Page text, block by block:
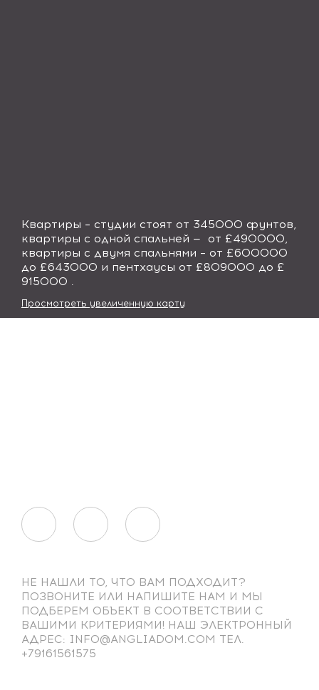
Квартиры – студии стоят от 345000 фунтов,
квартиры с одной спальней — от £490000,
квартиры с двумя спальнями – от £600000
до £643000 и пентхаусы от £809000 до £
915000 .
Просмотреть увеличенную карту
НЕ НАШЛИ ТО, ЧТО ВАМ ПОДХОДИТ?
ПОЗВОНИТЕ ИЛИ НАПИШИТЕ НАМ И МЫ
ПОДБЕРЕМ ОБЪЕКТ В СООТВЕТСТВИИ С
ВАШИМИ КРИТЕРИЯМИ! НАШ ЭЛЕКТРОННЫЙ
АДРЕС: INFO@ANGLIADOM.COM ТЕЛ.
+79161561575